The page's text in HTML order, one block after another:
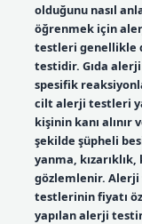
olduğunu nasıl
öğrenmek için
testleri genellikle
testidir. Gıda alerji
spesifik
cilt alerji testleri
kişinin kanı alınır
şekilde şüpheli
yanma,
gözlemlenir. Alerji
testlerinin fiyatı
yapılan alerji